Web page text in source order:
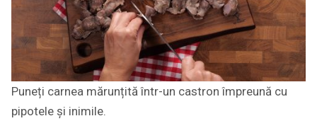
Puneți carnea mărunțită într-un castron împreună cu
pipotele și inimile.